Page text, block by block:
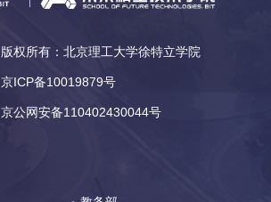
版权所有：北京理工大学徐特立学院
京ICP备10019879号
京公网安备110402430044号